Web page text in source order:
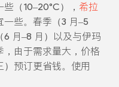
（10–20°C）， 希拉
一些。春季（3 月–5
月–8 月）以及与伊玛
，由于需求量大，价格
预订更省钱。使用